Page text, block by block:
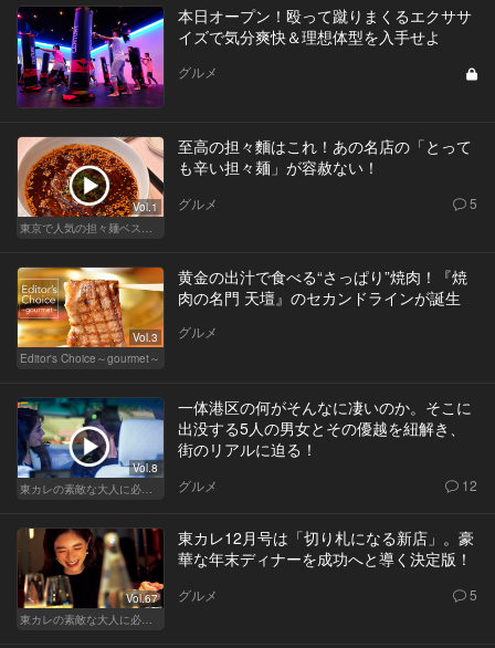
​本日オープン！殴って蹴りまくるエクササ
イズで気分爽快＆理想体型を入手せよ
グルメ
Vol.1
至高の担々麵はこれ！あの名店の「とって
も辛い担々麺」が容赦ない！
グルメ 5
Vol.3
Editor's Choice～gourmet～
黄金の出汁で食べる“さっぱり”焼肉！『焼
肉の名門 天壇』のセカンドラインが誕生
グルメ
Vol.8
一体港区の何がそんなに凄いのか。そこに
出没する5人の男女とその優越を紐解き、
街のリアルに迫る！
グルメ 12
Vol.67
東カレ12月号は「切り札になる新店」。豪
華な年末ディナーを成功へと導く決定版！
グルメ 5